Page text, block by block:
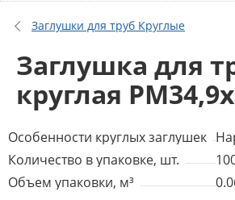
Заглушки для труб Круглые
Заглушка для
круглая
Особенности круглых заглушек
Количество в упаковке, шт.
Объем упаковки, м³